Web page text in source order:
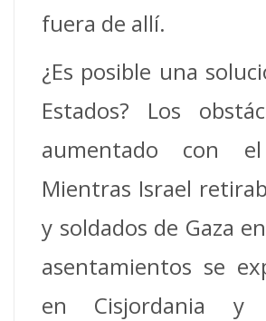
fuera de allí.
¿Es posible una
Estados? Los
aumentado con
Mientras Israel
y soldados de Gaza
asentamientos se
en Cisjordania y